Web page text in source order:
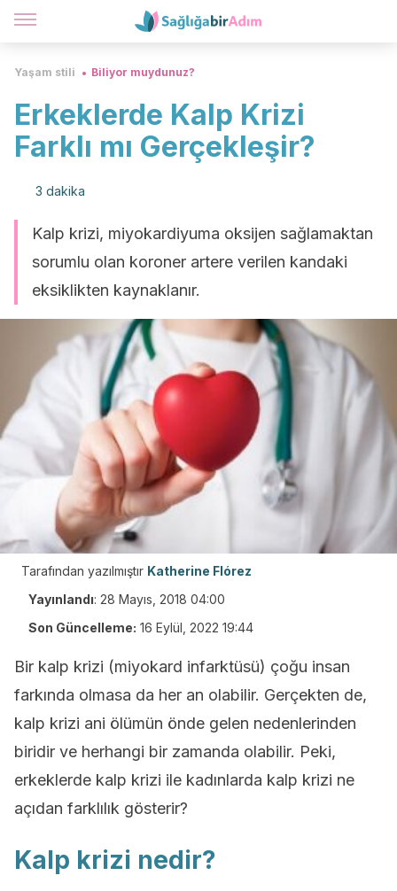
Yaşam stili Biliyor muydunuz?
Erkeklerde Kalp Krizi
Farklı mı Gerçekleşir?
3 dakika
Kalp krizi, miyokardiyuma oksijen sağlamaktan
sorumlu olan koroner artere verilen kandaki
eksiklikten kaynaklanır.
Tarafından yazılmıştır Katherine Flórez
Yayınlandı: 28 Mayıs, 2018 04:00
Son Güncelleme: 16 Eylül, 2022 19:44
Bir kalp krizi (miyokard infarktüsü) çoğu insan
farkında olmasa da her an olabilir. Gerçekten de,
kalp krizi ani ölümün önde gelen nedenlerinden
biridir ve herhangi bir zamanda olabilir. Peki,
erkeklerde kalp krizi ile kadınlarda kalp krizi ne
açıdan farklılık gösterir?
Kalp krizi nedir?